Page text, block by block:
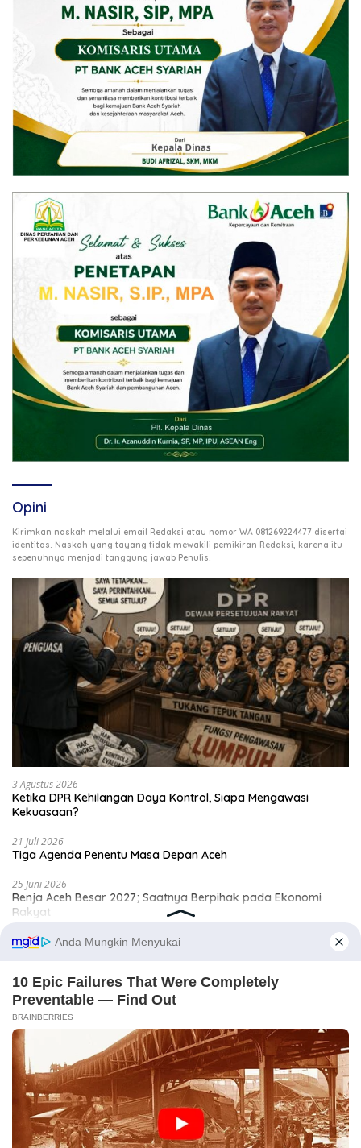
Opini
Kirimkan naskah melalui email Redaksi atau nomor WA 081269224477 disertai
identitas. Naskah yang tayang tidak mewakili pemikiran Redaksi, karena itu
sepenuhnya menjadi tanggung jawab Penulis
3 Agustus 2026
Ketika DPR Kehilangan Daya Kontrol, Siapa Mengawasi
Kekuasaan?
21 Juli 2026
Tiga Agenda Penentu Masa Depan Aceh
25 Juni 2026
Renja Aceh Besar 2027; Saatnya Berpihak pada Ekonomi
Rakyat
17 Juni 2026
11 Juni 2026
Banda Aceh Jangan Terjebak Pembangunan Simbolik
9 Juni 2026
Tol Sibanceh; Jalan Mulus yang Mematikan Ekonomi Saree
Selengkapnya